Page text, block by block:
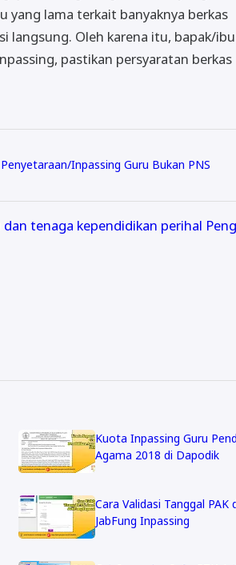
lama terkait banyaknya berkas
langsung. Oleh karena itu, bapak/
pastikan persyaratan berkas
Inpassing Guru Bukan PNS
tenaga kependidikan perihal
Kuota Inpassing Guru
Agama 2018 di Dapodik
Cara Validasi Tanggal PAK
JabFung Inpassing